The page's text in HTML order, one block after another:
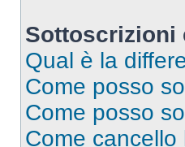
Sottoscrizioni
Qual è la
Come posso
Come posso
Come